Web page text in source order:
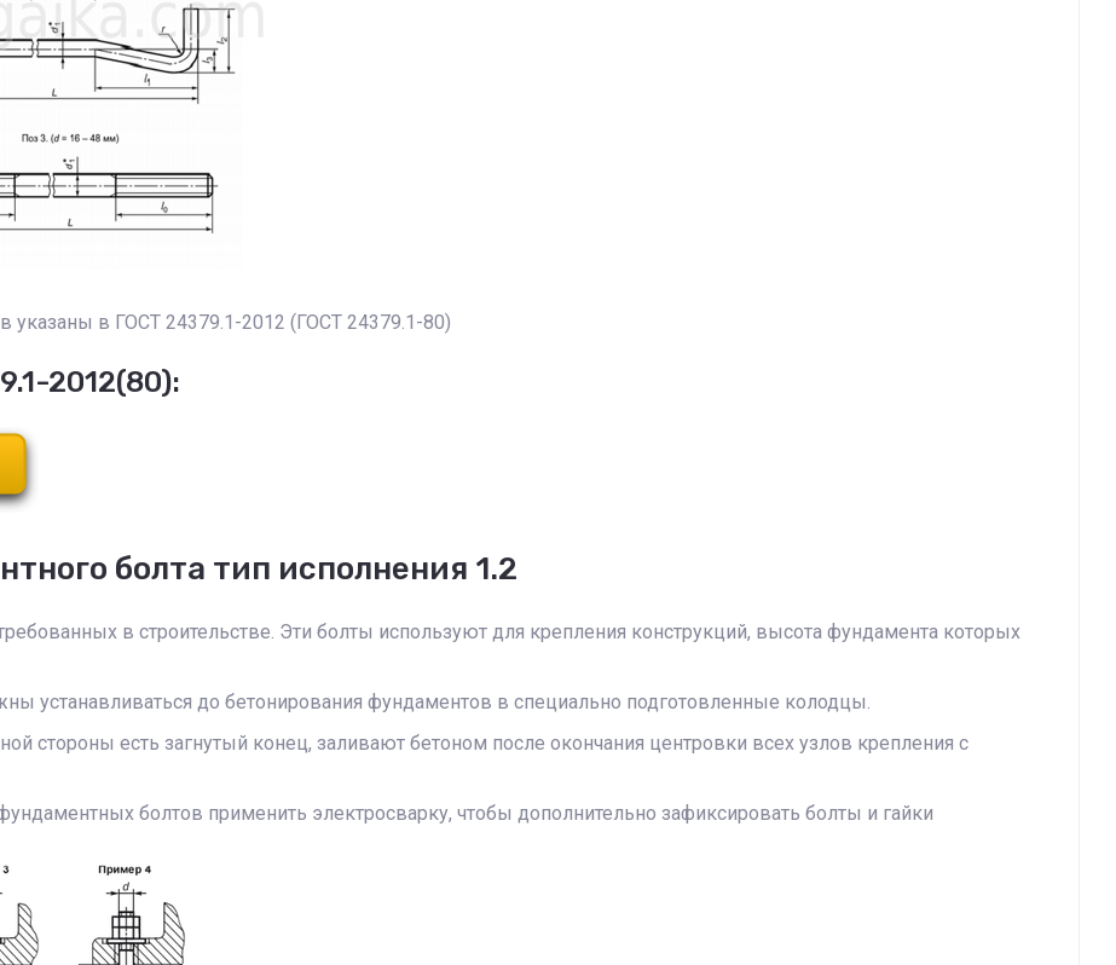
в ГОСТ 24379.1-2012 (ГОСТ 24379.1-80)
2012(80):
болта тип исполнения 1.2
в строительстве. Эти болты используют для крепления конструкций, высота фундамента которых
устанавливаться до бетонирования фундаментов в специально подготовленные колодцы.
стороны есть загнутый конец, заливают бетоном после окончания центровки всех узлов крепления с
болтов применить электросварку, чтобы дополнительно зафиксировать болты и гайки